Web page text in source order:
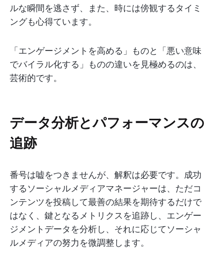
ルな瞬間を逃さず、また、時には傍観するタイミ
ングも心得ています。
「エンゲージメントを高める」ものと「悪い意味
でバイラル化する」ものの違いを見極めるのは、
芸術的です。
データ分析とパフォーマンスの
追跡
番号は嘘をつきませんが、解釈は必要です。成功
するソーシャルメディアマネージャーは、ただコ
ンテンツを投稿して最善の結果を期待するだけで
はなく、鍵となるメトリクスを追跡し、エンゲー
ジメントデータを分析し、それに応じてソーシャ
ルメディアの努力を微調整します。